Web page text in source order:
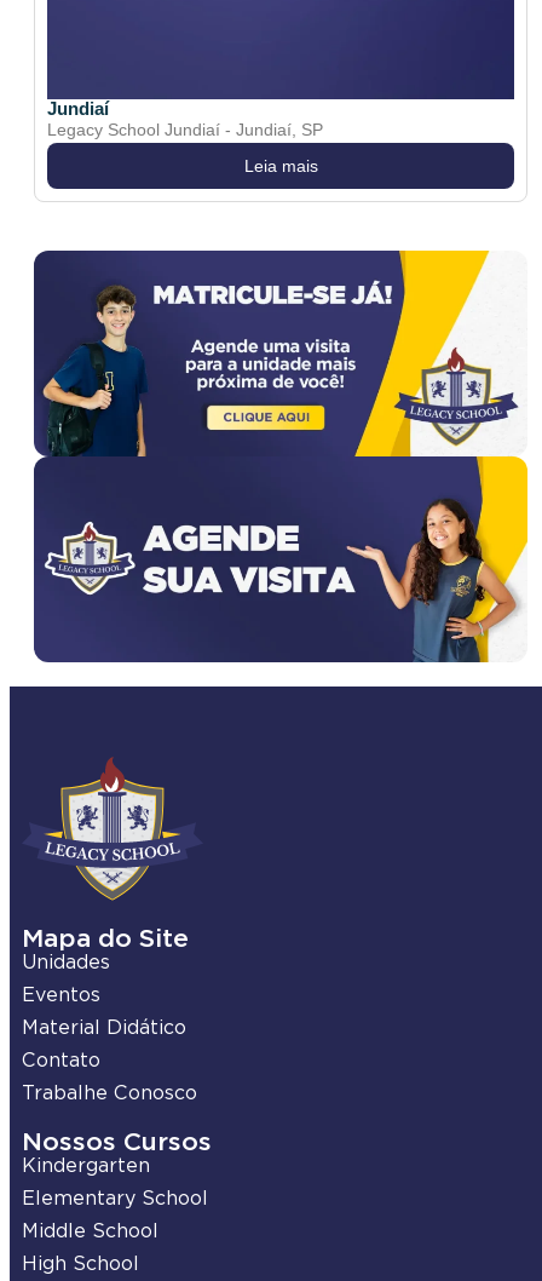
Jundiaí
Legacy School Jundiaí - Jundiaí, SP
Leia mais
Mapa do Site
Unidades
Eventos
Material Didático
Contato
Trabalhe Conosco
Nossos Cursos
Kindergarten
Elementary School
Middle School
High School